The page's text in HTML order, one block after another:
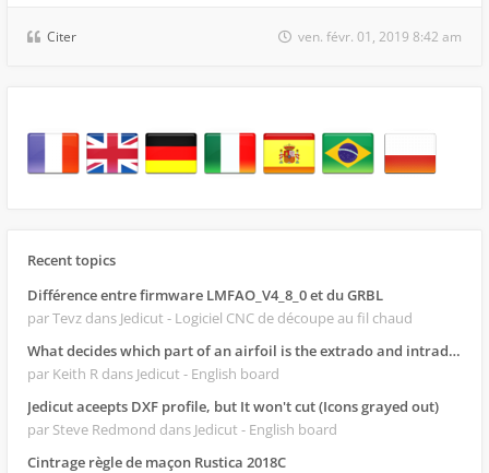
Citer ven. févr. 01, 2019 8:42 am
Recent topics
Différence entre firmware LMFAO_V4_8_0 et du GRBL
par Tevz dans Jedicut - Logiciel CNC de découpe au fil chaud
What decides which part of an airfoil is the extrado and intrado?
par Keith R dans Jedicut - English board
Jedicut aceepts DXF profile, but It won't cut (Icons grayed out)
par Steve Redmond dans Jedicut - English board
Cintrage règle de maçon Rustica 2018C